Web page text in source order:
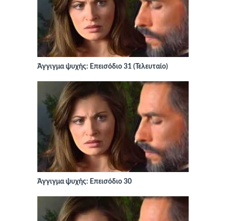
Άγγιγμα ψυχής: Επεισόδιο 31 (Τελευταίο)
Άγγιγμα ψυχής: Επεισόδιο 30